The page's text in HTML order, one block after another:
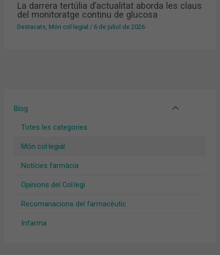
Blog
Totes les categories
Món col·legial
Notícies farmàcia
Opinions del Col·legi
Recomanacions del farmacèutic
Infarma
La darrera tertúlia d’actualitat aborda les claus
del monitoratge continu de glucosa
Destacats, Món col·legial / 6 de juliol de 2026